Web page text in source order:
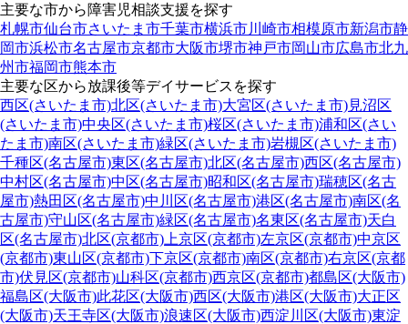
主要な市から障害児相談支援を探す
札幌市仙台市さいたま市千葉市横浜市川崎市相模原市新潟市静
岡市浜松市名古屋市京都市大阪市堺市神戸市岡山市広島市北九
州市福岡市熊本市
主要な区から放課後等デイサービスを探す
西区(さいたま市)北区(さいたま市)大宮区(さいたま市)見沼区
(さいたま市)中央区(さいたま市)桜区(さいたま市)浦和区(さい
たま市)南区(さいたま市)緑区(さいたま市)岩槻区(さいたま市)
千種区(名古屋市)東区(名古屋市)北区(名古屋市)西区(名古屋市)
中村区(名古屋市)中区(名古屋市)昭和区(名古屋市)瑞穂区(名古
屋市)熱田区(名古屋市)中川区(名古屋市)港区(名古屋市)南区(名
古屋市)守山区(名古屋市)緑区(名古屋市)名東区(名古屋市)天白
区(名古屋市)北区(京都市) 上京区(京都市)左京区(京都市)中京区
(京都市)東山区(京都市)下京区(京都市)南区(京都市)右京区(京都
市)伏見区(京都市)山科区(京都市)西京区(京都市)都島区(大阪市)
福島区(大阪市)此花区(大阪市)西区(大阪市)港区(大阪市)大正区
(大阪市)天王寺区(大阪市)浪速区(大阪市)西淀川区(大阪市)東淀